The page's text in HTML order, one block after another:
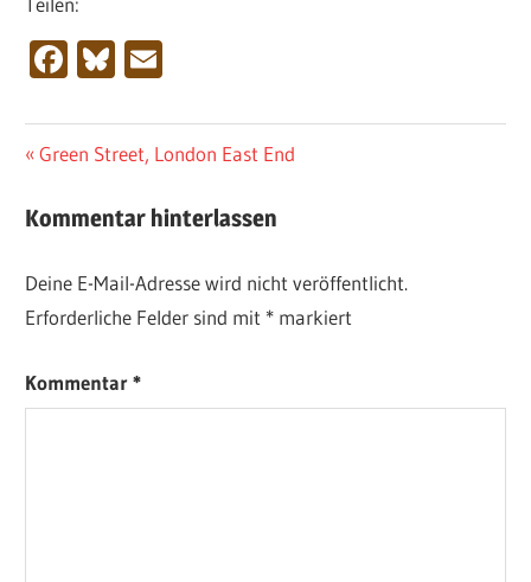
Facebook
Bluesky
Beitragsnavigation
Vorheriger
Green Street, London East End
Kommentar hinterlassen
Deine E-Mail-Adresse wird nicht veröffentlicht.
Erforderliche Felder sind mit * markiert
Kommentar*